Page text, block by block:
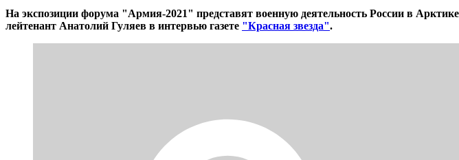
На экспозиции форума "Армия-2021" представят военную деятельность России в
лейтенант Анатолий Гуляев в интервью газете "Красная звезда".